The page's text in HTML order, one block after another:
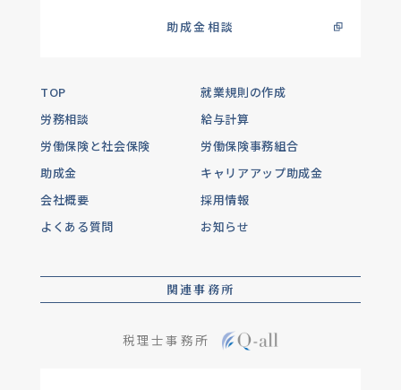
助成金相談
TOP
就業規則の作成
労務相談
給与計算
労働保険と社会保険
労働保険事務組合
助成金
キャリアアップ助成金
会社概要
採用情報
よくある質問
お知らせ
関連事務所
税理士事務所